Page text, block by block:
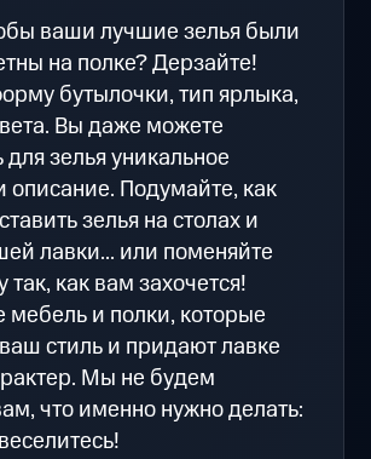
ваши лучшие зелья были
на полке? Дерзайте!
бутылочки, тип ярлыка,
Вы даже можете
зелья уникальное
описание. Подумайте, как
зелья на столах и
лавки... или поменяйте
так, как вам захочется!
мебель и полки, которые
стиль и придают лавке
Мы не будем
что именно нужно делать: